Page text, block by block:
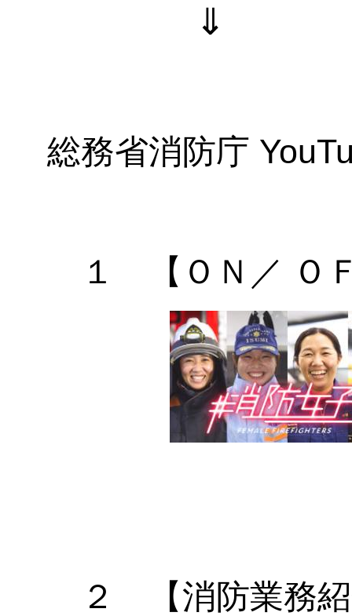
⇓
総務省消防庁
１ 【 ＯＮ／ Ｏ
２ 【消防業